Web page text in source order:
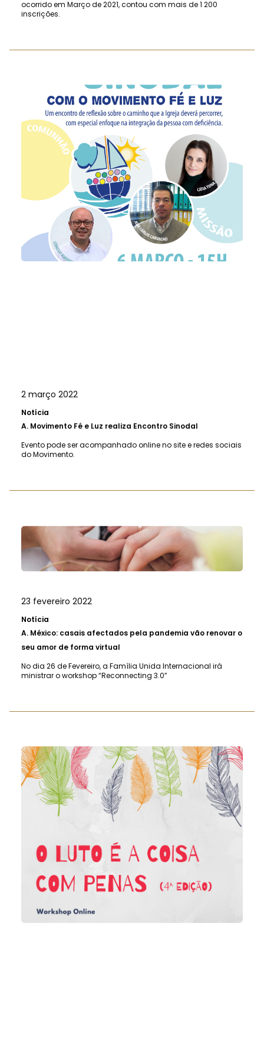
ocorrido em Março de 2021, contou com mais de 1 200
inscrições.
2 março 2022
Notícia
A. Movimento Fé e Luz realiza Encontro Sinodal
Evento pode ser acompanhado online no site e redes sociais
do Movimento.
23 fevereiro 2022
Notícia
A. México: casais afectados pela pandemia vão renovar o
seu amor de forma virtual
No dia 26 de Fevereiro, a Família Unida Internacional irá
ministrar o workshop “Reconnecting 3.0”